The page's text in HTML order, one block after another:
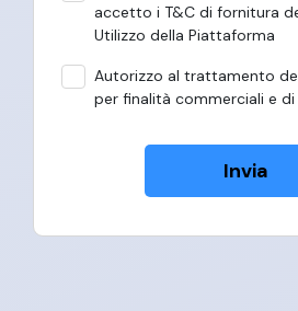
accetto i T&C di fornitura
Utilizzo della Piattaforma
Autorizzo al trattamento
per finalità commerciali e
Invia